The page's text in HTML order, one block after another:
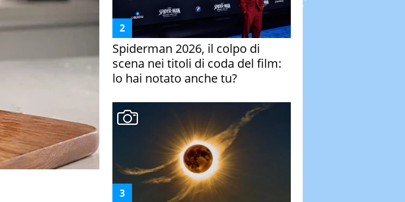
Spiderman 2026, il colpo di
scena nei titoli di coda del film:
lo hai notato anche tu?